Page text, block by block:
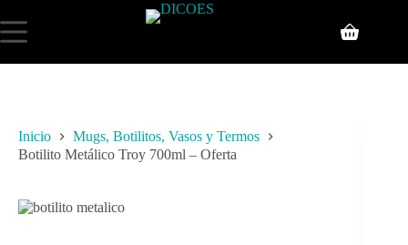
Inicio
Mugs, Botilitos, Vasos y Termos
Botilito Metálico Troy 700ml – Oferta